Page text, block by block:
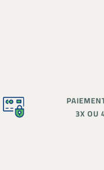
3X OU